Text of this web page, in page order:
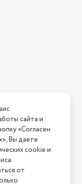
нам
У нас есть всё!
сайта и
«Согласен
Вы даете
cookie и
от